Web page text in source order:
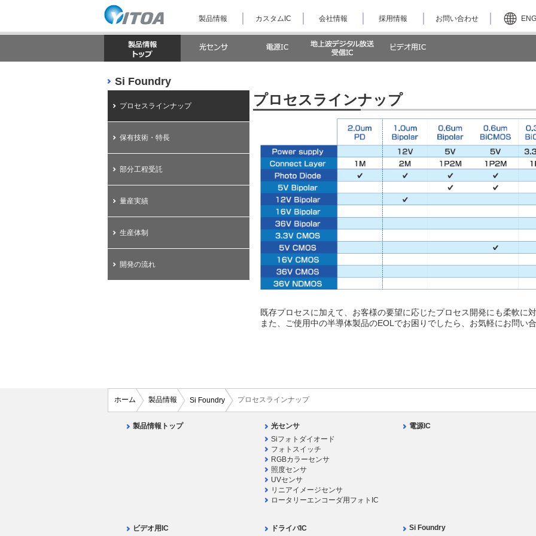
ナ
ビ
ゲ
ョ
を
プ
本
ジ
プ
製品情報 カスタムIC 会社情報 採用情報 お問い合わせ
Si Foundry
プロセスラインナップ
既存プロセスに加えて、お客様の要望に応じたプロセス開発にも柔軟に
また、ご使用中の半導体製品のEOLでお困りでしたら、お気軽にお問い
プロセスラインナップ
保有技術・特長
部分工程受託
量産実績
生産体制
開発の流れ
ホーム 製品情報 Si Foundry プロセスラインナップ
製品情報トップ
光センサ
Siフォトダイオード
フォトスイッチ
RGBカラーセンサ
照度センサ
UVセンサ
リニアイメージセンサ
ロータリーエンコーダ用フォトIC
電源IC
ビデオ用IC ドライバIC
Si Foundry